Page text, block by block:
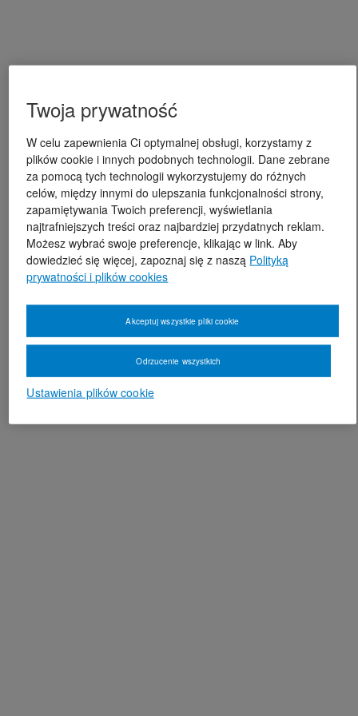
Twoja prywatność
W celu zapewnienia Ci optymalnej obsługi, korzystamy z
plików cookie i innych podobnych technologii. Dane zebrane
za pomocą tych technologii wykorzystujemy do różnych
celów, między innymi do ulepszania funkcjonalności strony,
zapamiętywania Twoich preferencji, wyświetlania
najtrafniejszych treści oraz najbardziej przydatnych reklam.
Możesz wybrać swoje preferencje, klikając w link. Aby
dowiedzieć się więcej, zapoznaj się z naszą Polityką
prywatności i plików cookies
Ustawienia plików cookie
Odrzucenie wszystkich
Akceptuj wszystkie pliki cookie